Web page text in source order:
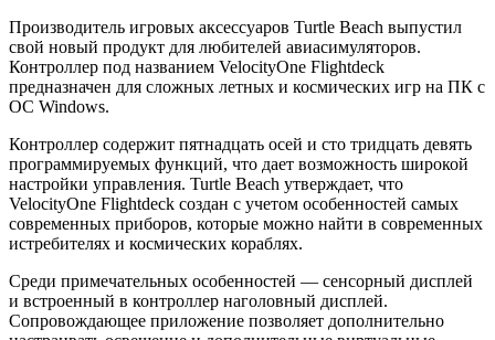
Производитель игровых аксессуаров Turtle Beach выпустил
свой новый продукт для любителей авиасимуляторов.
Контроллер под названием VelocityOne Flightdeck
предназначен для сложных летных и космических игр на ПК с
ОС Windows.
Контроллер содержит пятнадцать осей и сто тридцать девять
программируемых функций, что дает возможность широкой
настройки управления. Turtle Beach утверждает, что
VelocityOne Flightdeck создан с учетом особенностей самых
современных приборов, которые можно найти в современных
истребителях и космических кораблях.
Среди примечательных особенностей — сенсорный дисплей
и встроенный в контроллер наголовный дисплей.
Сопровождающее приложение позволяет дополнительно